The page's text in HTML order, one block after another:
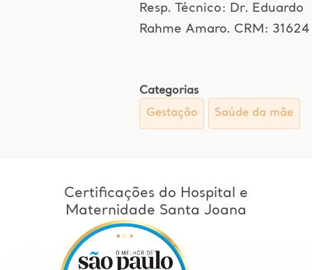
Resp. Técnico: Dr. Eduardo
Rahme Amaro. CRM: 31624
Categorias
Gestação
Saúde da mãe
Certificações do Hospital e
Maternidade Santa Joana